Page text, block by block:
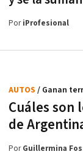
PoriProfesional
Cuáles son
de
AUTOS / Ganan
PorGuillermina